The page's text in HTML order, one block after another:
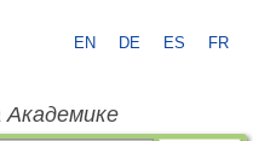
EN DE ES FR
Академике